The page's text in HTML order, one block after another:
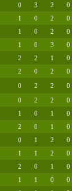
0 3 2 0
1 0 2 0
1 0 2 0
1 0 3 0
2 2 1 0
2 0 2 0
0 2 2 0
0 2 2 0
1 0 1 0
2 0 1 0
0 1 2 0
1 1 2 0
2 0 1 0
1 1 0 0